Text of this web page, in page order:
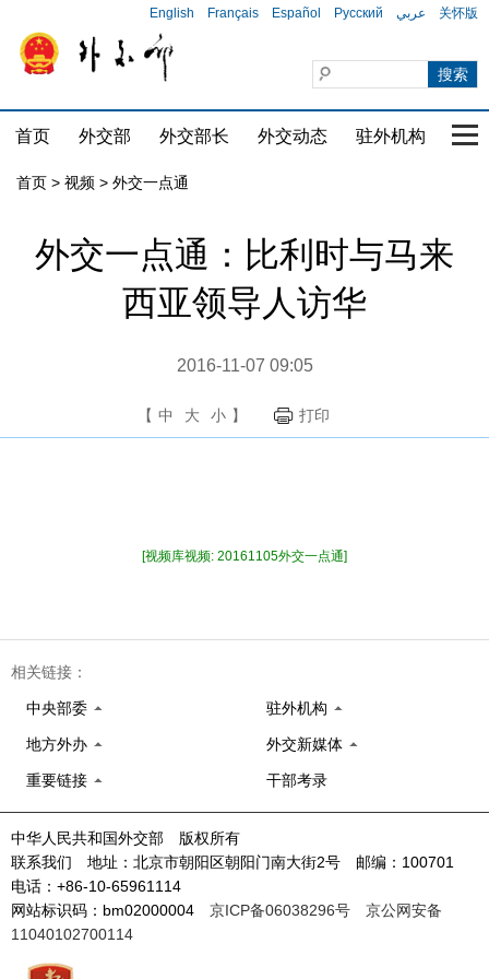
English Français Español Русский عربي 关怀版
首页 外交部 外交部长 外交动态 驻外机构 国
首页 > 视频 > 外交一点通
外交一点通：比利时与马来
西亚领导人访华
2016-11-07 09:05
【 中 大 小 】 打印
[视频库视频: 20161105外交一点通]
相关链接：
中央部委 驻外机构
地方外办 外交新媒体
重要链接 干部考录
中华人民共和国外交部 版权所有
联系我们 地址：北京市朝阳区朝阳门南大街2号 邮编：100701
电话：+86-10-65961114
网站标识码：bm02000004 京ICP备06038296号
京公网安备
11040102700114